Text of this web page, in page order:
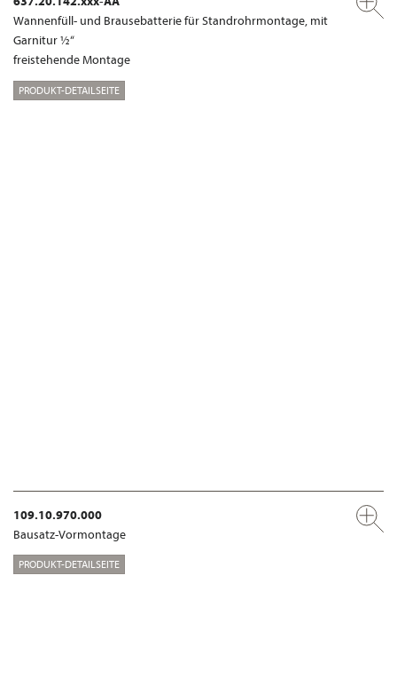
Wannenfüll- und Brausebatterie für Standrohrmontage, mit
Garnitur ½“
freistehende Montage
PRODUKT-DETAILSEITE
109.10.970.000
Bausatz-Vormontage
PRODUKT-DETAILSEITE